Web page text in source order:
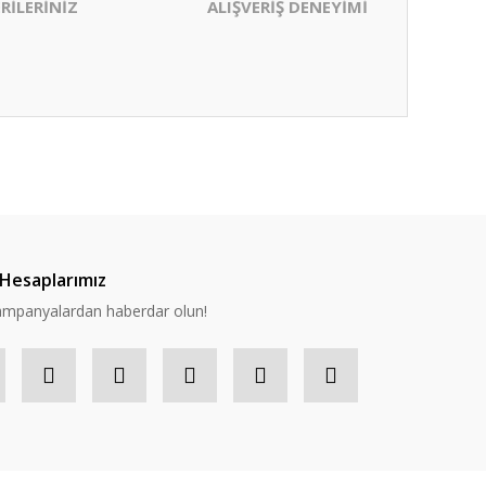
ALIŞVERİŞ DENEYİMİ
haberdar olun!